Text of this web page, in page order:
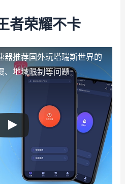
者荣耀不卡
器推荐国外玩塔瑞斯世界的
、地域限制等问题